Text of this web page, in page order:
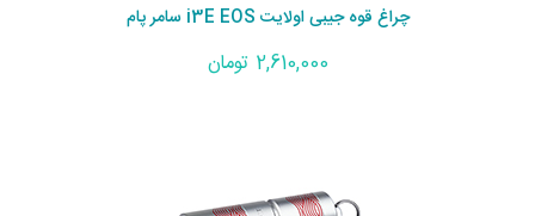
چراغ قوه جیبی اولایت i3E EOS سامر پام
2,610,000 تومان